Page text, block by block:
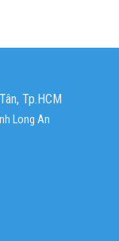
Tp.HCM
Long An